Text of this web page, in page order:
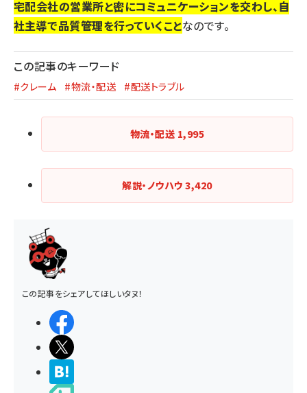
宅配会社の営業所と密にコミュニケーションを交わし、自
社主導で品質管理を行っていくことなのです。
この記事のキーワード
#クレーム #物流・配送 #配送トラブル
物流・配送 1,995
解説・ノウハウ3,420
この記事をシェアしてほしいタヌ！